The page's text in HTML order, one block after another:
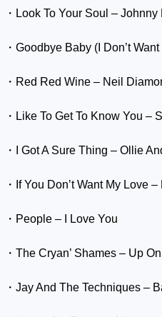
・Look To Your Soul – Johnny
・Goodbye Baby (I Don’t
・Red Red Wine – Neil
・Like To Get To Know You –
・I Got A Sure Thing – Ollie
・If You Don’t Want My Love
・People – I Love You
・The Cryan’ Shames – Up
・Jay And The Techniques –